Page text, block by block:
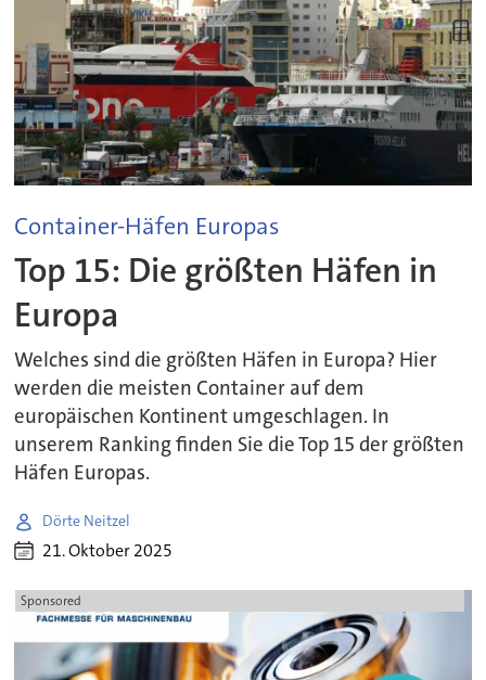
Container-Häfen Europas
Top 15: Die größten Häfen in
Europa
Welches sind die größten Häfen in Europa? Hier
werden die meisten Container auf dem
europäischen Kontinent umgeschlagen. In
unserem Ranking finden Sie die Top 15 der größten
Häfen Europas.
Dörte Neitzel
21. Oktober 2025
Sponsored